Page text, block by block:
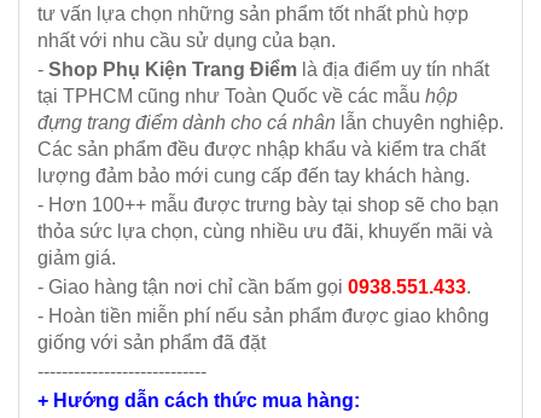
tư vấn lựa chọn những sản phẩm tốt nhất phù hợp
nhất với nhu cầu sử dụng của bạn.
- Shop Phụ Kiện Trang Điểm là địa điểm uy tín nhất
tại TPHCM cũng như Toàn Quốc về các mẫu hộp
đựng trang điểm dành cho cá nhân lẫn chuyên nghiệp.
Các sản phẩm đều được nhập khẩu và kiểm tra chất
lượng đảm bảo mới cung cấp đến tay khách hàng.
- Hơn 100++ mẫu được trưng bày tại shop sẽ cho bạn
thỏa sức lựa chọn, cùng nhiều ưu đãi, khuyến mãi và
giảm giá.
- Giao hàng tận nơi chỉ cần bấm gọi 0938.551.433.
- Hoàn tiền miễn phí nếu sản phẩm được giao không
giống với sản phẩm đã đặt
----------------------------
+ Hướng dẫn cách thức mua hàng: